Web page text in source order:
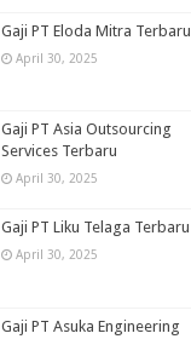
Gaji PT Eloda Mitra Terbaru
April 30, 2025
Gaji PT Asia Outsourcing
Services Terbaru
April 30, 2025
Gaji PT Liku Telaga Terbaru
April 30, 2025
Gaji PT Asuka Engineering